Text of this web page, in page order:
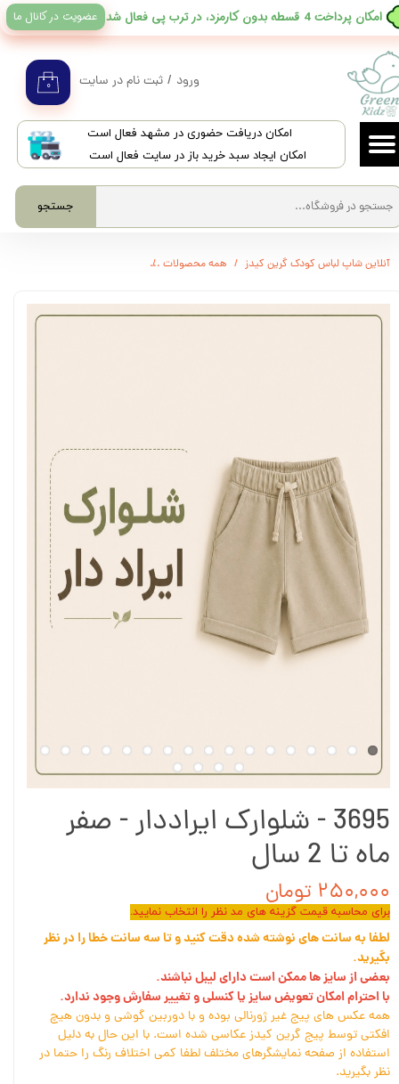
​امکان دریافت حضوری در مشهد فعال است
امکان ایجاد سبد خرید باز در سایت فعال است
جستجو
۰ ورود / ثبت نام در سایت
حساب کاربری من
تغییر گذر واژه
سفارشات
خروج از حساب کاربری
​امکان پرداخت 4 قسطه بدون کارمزد، در ترب پی فعال شد عضویت در کانال ما
آنلاین شاپ لباس کودک گرین کیدز همه محصولات
3695 - شلوارک ایراددار - صفر
ماه تا 2 سال
۲۵۰,۰۰۰ تومان
برای محاسبه قیمت گزینه های مد نظر را انتخاب نمایید.
لطفا به سانت های نوشته شده دقت کنید و تا سه سانت خطا را در نظر
بگیرید.
بعضی از سایز ها ممکن است دارای لیبل نباشند.
با احترام امکان تعویض سایز یا کنسلی و تغییر سفارش وجود ندارد.
همه عکس های پیج غیر ژورنالی بوده و با دوربین گوشی و بدون هیچ
افکتی توسط پیج گرین کیدز عکاسی شده است. با این حال به دلیل
استفاده از صفحه نمایشگرهای مختلف لطفا کمی اختلاف رنگ را حتما در
نظر بگیرید.